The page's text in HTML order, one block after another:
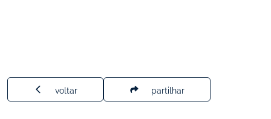
voltar partilhar